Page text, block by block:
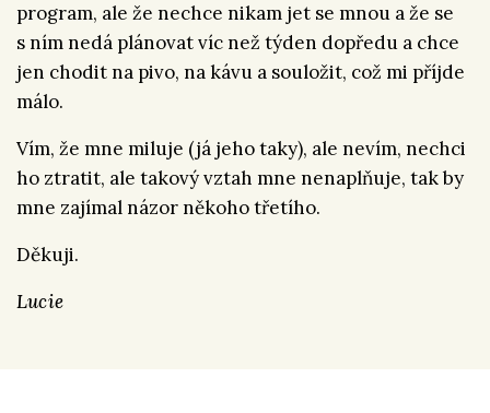
program, ale že nechce nikam jet se mnou a že se
s ním nedá plánovat víc než týden dopředu a chce
jen chodit na pivo, na kávu a souložit, což mi příjde
málo.
Vím, že mne miluje (já jeho taky), ale nevím, nechci
ho ztratit, ale takový vztah mne nenaplňuje, tak by
mne zajímal názor někoho třetího.
Děkuji.
Lucie